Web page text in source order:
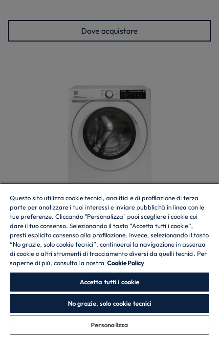
Dove acquistare
Lavatrice a carica frontale
H-WASH 500
HW4 37AMC/1-S
Lavatrici a carica frontale, Libera installazione, 7 kg, 1300 RPM,
Questo sito utilizza cookie tecnici, analitici e di profilazione di terza
parte per analizzare i tuoi interessi e inviare pubblicità in linea con le
tue preferenze. Cliccando "Personalizza" puoi scegliere i cookie cui
dare il tuo consenso. Selezionando il tasto “Accetta tutti i cookie”,
presti esplicito consenso alla profilazione. Invece, selezionando il tasto
“No grazie, solo cookie tecnici”, continuerai la navigazione in assenza
di cookie o altri strumenti di tracciamento diversi da quelli tecnici. Per
saperne di più, consulta la nostra Cookie Policy
Accetta tutti i cookie
No grazie, solo cookie tecnici
Personalizza